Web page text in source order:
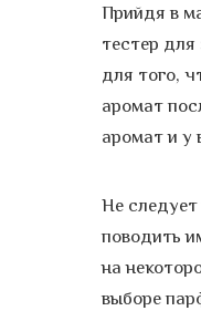
Прийдя в
тестер
для того,
аромат
аромат и у
Не
поводить
на
выборе